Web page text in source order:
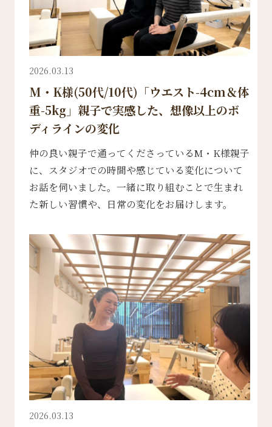
2026.03.13
M・K様(50代/10代)「ウエスト-4cm＆体
重-5kg」親子で実感した、想像以上のボ
ディラインの変化
仲の良い親子で通ってくださっているM・K様親子
に、スタジオでの時間や感じている変化について
お話を伺いました。一緒に取り組むことで生まれ
た新しい習慣や、日常の変化をお届けします。
2026.03.13